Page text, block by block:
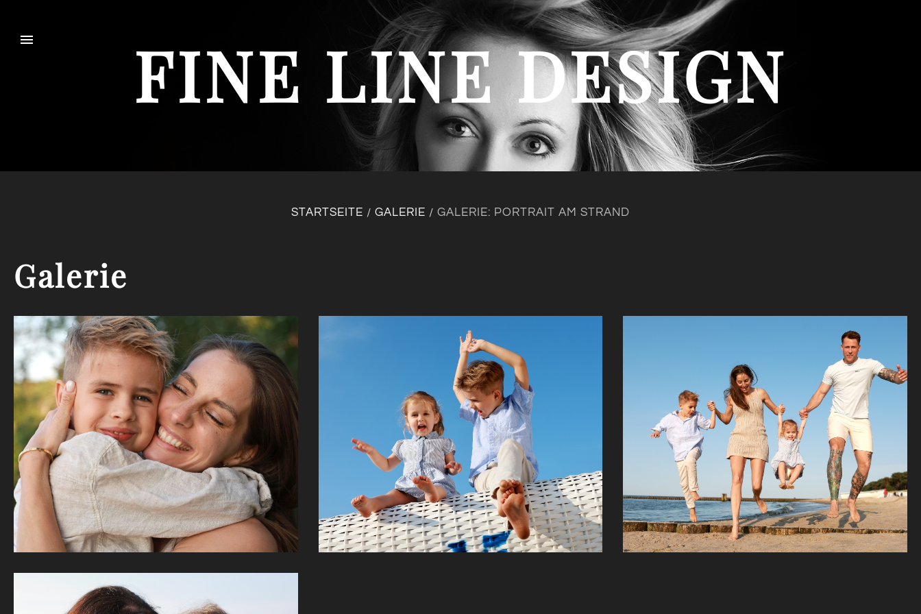
FINE LINE DESIGN
STARTSEITE / GALERIE / GALERIE: PORTRAIT AM STRAND
Galerie